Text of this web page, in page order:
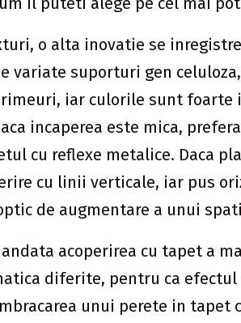
o alta inovatie se
variate suporturi gen
iar culorile sunt
incaperea este mica,
cu reflexe metalice. Daca
cu linii verticale, iar pus
de augmentare a unui
acoperirea cu tapet a
diferite, pentru ca
unui perete in tapet